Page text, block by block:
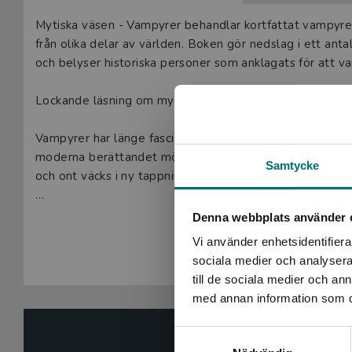
Samtycke
Denna webbplats använder
Vi använder
sociala medier och
till de sociala medier och
med annan information som
Beskrivning
Mytiska väsen - Vampyrer behandlar kortfattat
från olika delar av världen. Boken gör nedslag i ett
och belyser historiska personer som anklagats för att
Lockande läsning om mytiska väsen.
Vampyrer har länge fascinerat människor. I flera
moderna berättandet möter man dem i filmer,
och ont väcks i ny tappning.
Troligtvis möter barnen dessa väsen genom de
också läsa en bok om vampyrer kan ge en bättre
olika kulturer. Kunskapen gör i sin tur barnen bättre
Nypons lättlästa faktaböcker är framtagna för de mest
uppmuntrar böckerna till läsning. Tack vare den
ämnena väcker böckerna läslust hos såväl yngre som